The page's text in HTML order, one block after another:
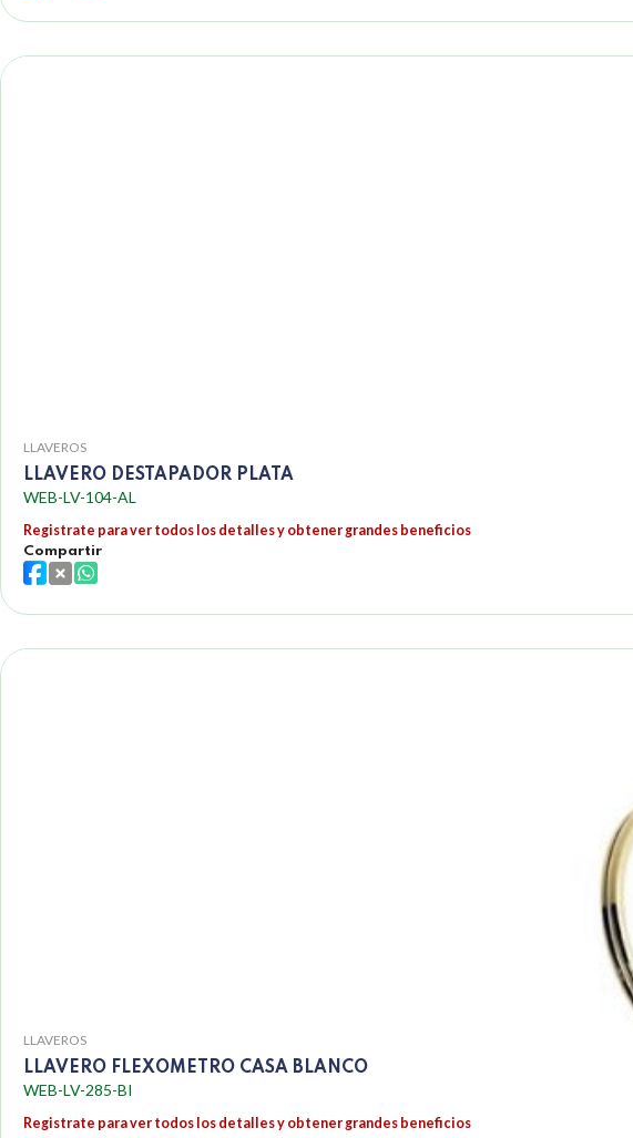
LLAVEROS
LLAVERO DESTAPADOR PLATA
WEB-LV-104-AL
Registrate para ver todos los detalles y obtener grandes beneficios
Compartir
LLAVEROS
LLAVERO FLEXOMETRO CASA BLANCO
WEB-LV-285-BI
Registrate para ver todos los detalles y obtener grandes beneficios